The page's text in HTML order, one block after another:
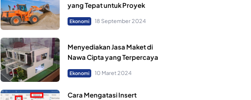
yang Tepat untuk Proyek
Ekonomi 18 September 2024
Menyediakan Jasa Maket di
Nawa Cipta yang Terpercaya
Ekonomi 10 Maret 2024
Cara Mengatasi Insert